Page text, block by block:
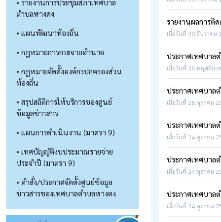
• รายงานการประชุมสภาเทศบาล
ตำบลหางดง
• แผนพัฒนาท้องถิ่น
• กฎหมายการกระจายอำนาจ
• กฎหมายจัดตั้งองค์กรปกครองส่วน
ท้องถิ่น
• สรุปสถิติการให้บริการของศูนย์
ข้อมูลข่าวสาร
• แผนการดำเนินงาน (มาตรา 9)
• เทศบัญญัติงบประมาณรายจ่าย
ประจำปี (มาตรา 9)
• คำสั่ง/ประกาศจัดตั้งศูนย์ข้อมูล
ข่าวสารของเทศบาลตำบลหางดง
รายงานผลการ
เมื่อวันที่ 30 ธันวาคม
ประกาศเทศบาล
เมื่อวันที่ 28 พฤศจิกา
ประกาศเทศบาล
เมื่อวันที่ 28 ตุลาคม
ประกาศเทศบาล
เมื่อวันที่ 24 ตุลาคม
ประกาศเทศบาล
เมื่อวันที่ 24 ตุลาคม
ประกาศเทศบาล
เมื่อวันที่ 24 ตุลาคม